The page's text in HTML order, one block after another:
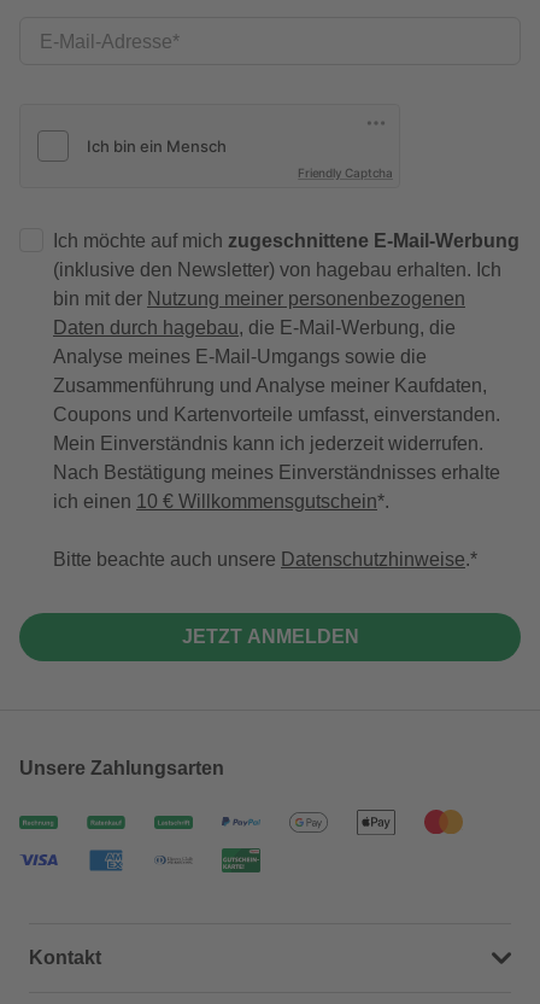
E-Mail-Adresse
Friendly Captcha
Ich möchte auf mich zugeschnittene E-Mail-Werbung
(inklusive den Newsletter) von hagebau erhalten. Ich
bin mit der Nutzung meiner personenbezogenen
Daten durch hagebau, die E-Mail-Werbung, die
Analyse meines E-Mail-Umgangs sowie die
Zusammenführung und Analyse meiner Kaufdaten,
Coupons und Kartenvorteile umfasst, einverstanden.
Mein Einverständnis kann ich jederzeit widerrufen.
Nach Bestätigung meines Einverständnisses erhalte
ich einen 10 € Willkommensgutschein*.
Bitte beachte auch unsere Datenschutzhinweise.
JETZT ANMELDEN
Unsere Zahlungsarten
Kontakt